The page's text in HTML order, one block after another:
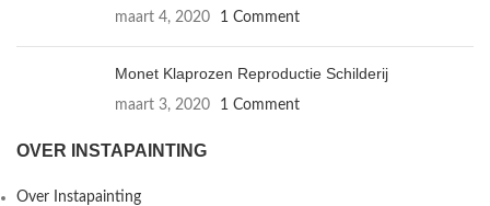
maart 4, 2020 1 Comment
Monet Klaprozen Reproductie Schilderij
maart 3, 2020 1 Comment
OVER INSTAPAINTING
Over Instapainting